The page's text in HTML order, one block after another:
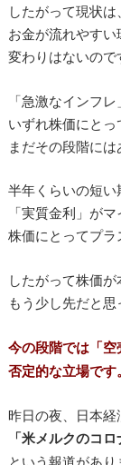
したがって現状
お金が流れやす
変わりはないので
「急激なインフ
いずれ株価にと
まだその段階には
半年くらいの短
「実質金利」が
株価にとってプラ
したがって株価
もう少し先だと
今の段階では「
否定的な立場です。
昨日の夜、日本経
「米メルクのコ